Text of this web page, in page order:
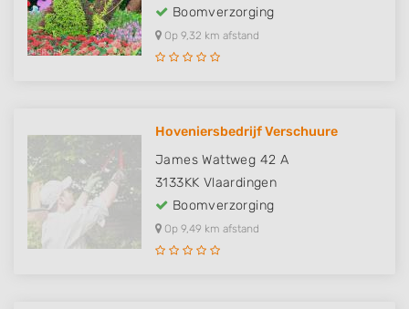
Boomverzorging
Op 9,32 km afstand
Hoveniersbedrijf Verschuure
James Wattweg 42 A
3133KK Vlaardingen
Boomverzorging
Op 9,49 km afstand